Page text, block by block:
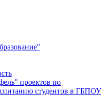
проектов по
студентов в ГБПОУ